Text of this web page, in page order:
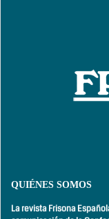
QUIÉNES SOMOS
La revista Frisona